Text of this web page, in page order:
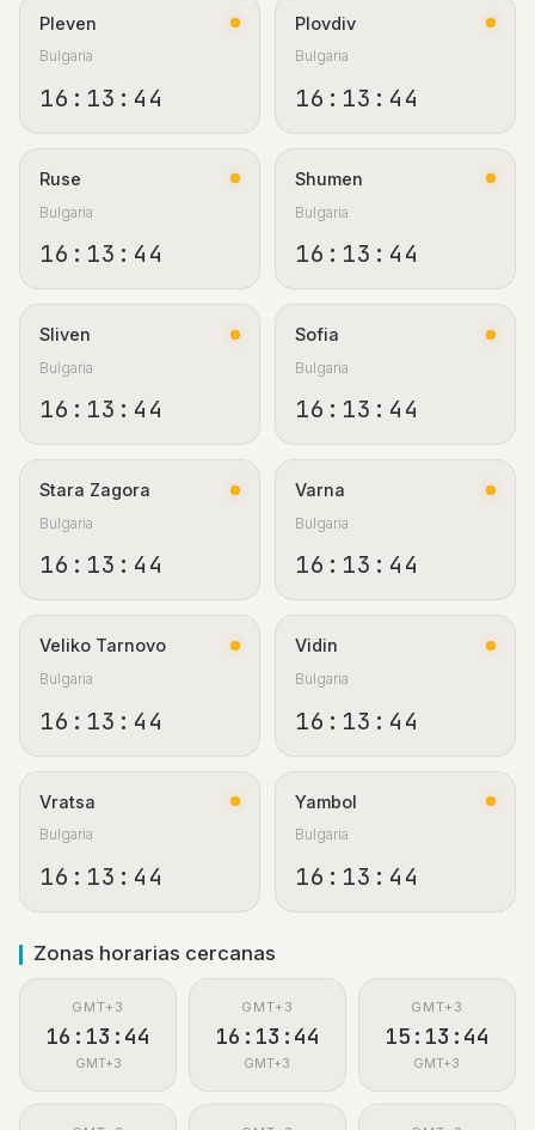
Pleven
Bulgaria
16:13:44
Plovdiv
Bulgaria
16:13:44
Ruse
Bulgaria
16:13:44
Shumen
Bulgaria
16:13:44
Sliven
Bulgaria
16:13:44
Sofia
Bulgaria
16:13:44
Stara Zagora
Bulgaria
16:13:44
Varna
Bulgaria
16:13:44
Veliko Tarnovo
Bulgaria
16:13:44
Vidin
Bulgaria
16:13:44
Vratsa
Bulgaria
16:13:44
Yambol
Bulgaria
16:13:44
Zonas horarias cercanas
GMT+3
16:13:44
GMT+3
GMT+3
16:13:44
GMT+3
GMT+3
15:13:44
GMT+3